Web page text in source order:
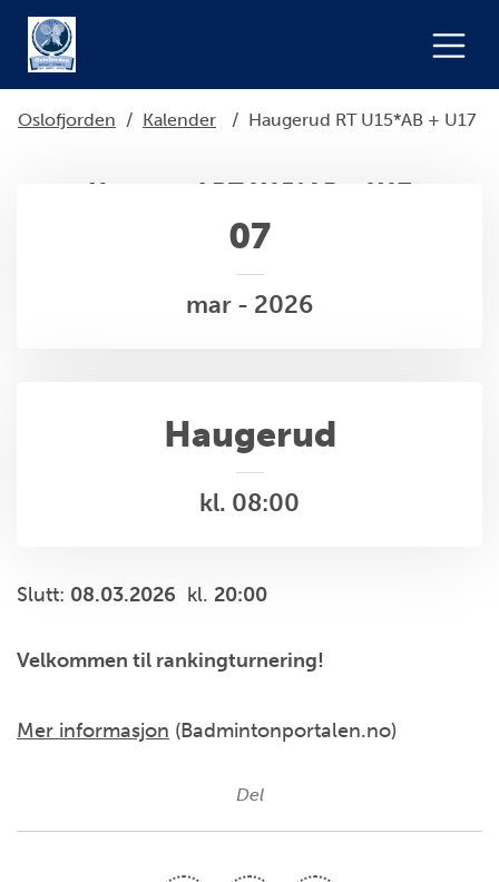
Oslofjorden / Kalender / Haugerud RT U15*AB + U17
Haugerud RT U15*AB + U17
07
mar - 2026
Haugerud
kl. 08:00
Slutt: 08.03.2026 kl. 20:00
Velkommen til rankingturnering!
Mer informasjon (Badmintonportalen.no)
Del